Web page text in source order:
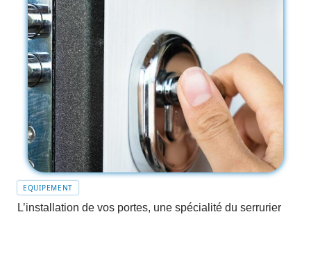
EQUIPEMENT
L’installation de vos portes, une spécialité du serrurier